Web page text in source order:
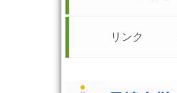
リンク